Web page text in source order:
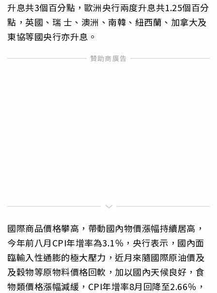
升息共3個百分點，歐洲央行兩度升息共1.25個百分
點，英國、瑞 士、澳洲、南韓、紐西蘭、加拿大及
東協等國央行亦升息。
國際商品價格攀高，帶動國內物價漲幅持續居高，
今年前八月CPI年增率為3.1％，央行表示，國內面
臨輸入性通膨的極大壓力，近月來隨國際原油價及
及穀物等原物料價格回軟，加以國內天候良好，食
物類價格漲幅減緩，CPI年增率8月回降至2.66％，